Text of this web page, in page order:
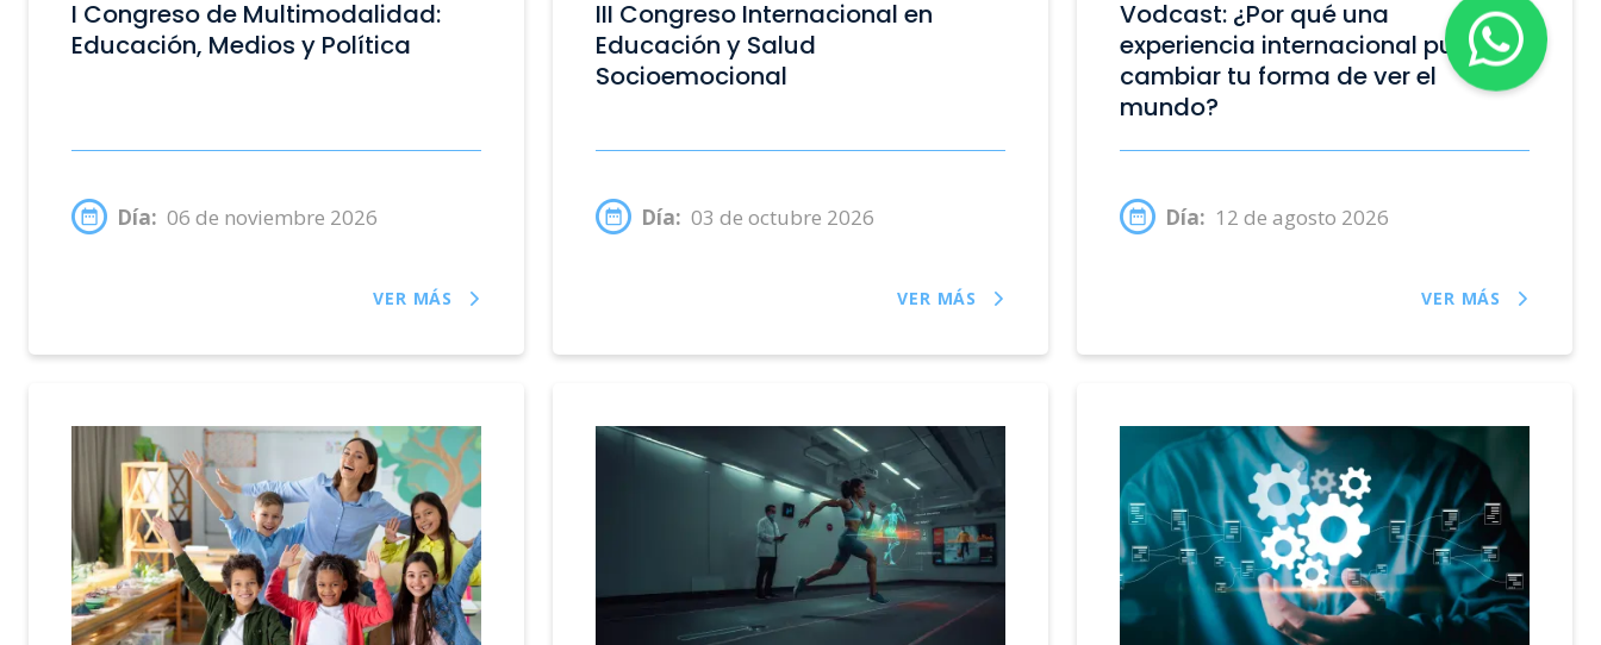
I Congreso de Multimodalidad:
Educación, Medios y Política
Día: 06 de noviembre 2026
VER MÁS
III Congreso Internacional en
Educación y Salud
Socioemocional
Día: 03 de octubre 2026
VER MÁS
Vodcast: ¿Por qué una
experiencia internacional puede
cambiar tu forma de ver el
mundo?
Día: 12 de agosto 2026
VER MÁS